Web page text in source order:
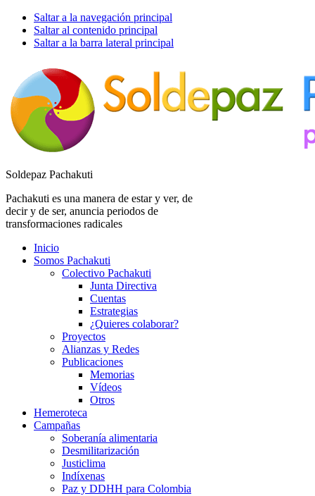
Saltar a la navegación principal
Saltar al contenido principal
Saltar a la barra lateral principal
Soldepaz Pachakuti
Pachakuti es una manera de estar y ver, de
decir y de ser, anuncia periodos de
transformaciones radicales
Inicio
Somos Pachakuti
Colectivo Pachakuti
Junta Directiva
Cuentas
Estrategias
¿Quieres colaborar?
Proyectos
Alianzas y Redes
Publicaciones
Memorias
Vídeos
Otros
Hemeroteca
Campañas
Soberanía alimentaria
Desmilitarización
Justiclima
Indíxenas
Paz y DDHH para Colombia